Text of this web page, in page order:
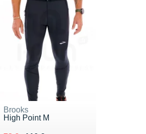
Brooks
High Point M